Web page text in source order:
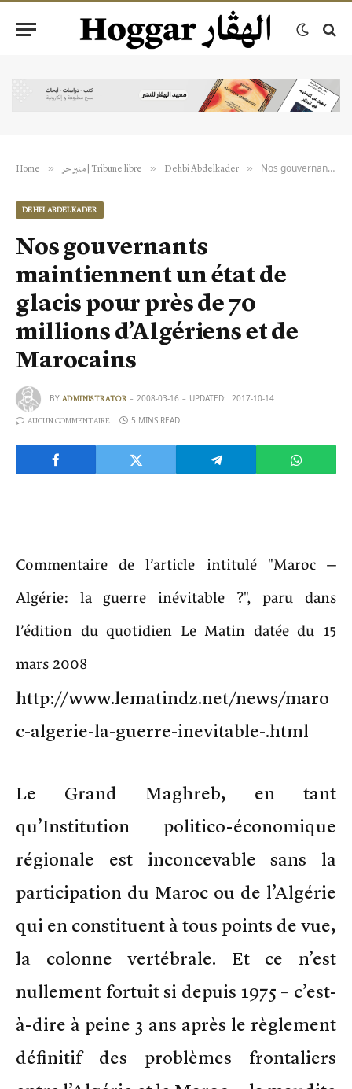
Home » منبر حر | Tribune libre » Dehbi Abdelkader » Nos gouvernants maintiennent un état de glacis pour près de 70 millions d’Algériens et de Marocains
DEHBI ABDELKADER
Nos gouvernants
maintiennent un état de
glacis pour près de 70
millions d’Algériens et de
Marocains
BY ADMINISTRATOR 2008-03-16 UPDATED: 2017-10-14
AUCUN COMMENTAIRE 5 MINS READ
Commentaire de l’article intitulé "Maroc –
Algérie: la guerre inévitable ?", paru dans
l’édition du quotidien Le Matin datée du 15
mars 2008
http://www.lematindz.net/news/maro
c-algerie-la-guerre-inevitable-.html
Le Grand Maghreb, en tant
qu’Institution politico-économique
régionale est inconcevable sans la
participation du Maroc ou de l’Algérie
qui en constituent à tous points de vue,
la colonne vertébrale. Et ce n’est
nullement fortuit si depuis 1975 – c’est-
à-dire à peine 3 ans après le règlement
définitif des problèmes frontaliers